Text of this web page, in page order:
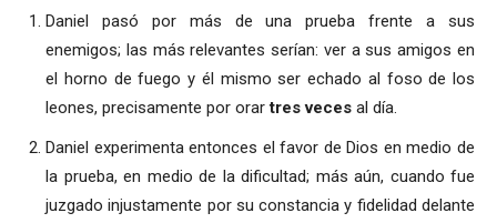
Daniel pasó por más de una prueba frente a sus
enemigos; las más relevantes serían: ver a sus amigos en
el horno de fuego y él mismo ser echado al foso de los
leones, precisamente por orartres veces al día.
Daniel experimenta entonces el favor de Dios en medio de
la prueba, en medio de la dificultad; más aún, cuando fue
juzgado injustamente por su constancia y fidelidad delante